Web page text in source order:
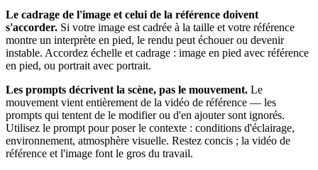
Le cadrage de l'image et celui de la référence doivent
s'accorder. Si votre image est cadrée à la taille et votre référence
montre un interprète en pied, le rendu peut échouer ou devenir
instable. Accordez échelle et cadrage : image en pied avec référence
en pied, ou portrait avec portrait.
Les prompts décrivent la scène, pas le mouvement. Le
mouvement vient entièrement de la vidéo de référence — les
prompts qui tentent de le modifier ou d'en ajouter sont ignorés.
Utilisez le prompt pour poser le contexte : conditions d'éclairage,
environnement, atmosphère visuelle. Restez concis ; la vidéo de
référence et l'image font le gros du travail.